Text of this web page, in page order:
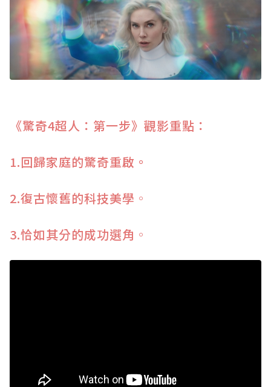
《驚奇4超人：第一步》觀影重點：
1.回歸家庭的驚奇重啟。
2.復古懷舊的科技美學 。
3.恰如其分的成功選角 。